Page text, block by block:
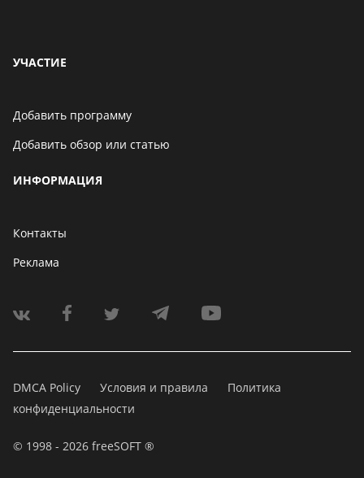
УЧАСТИЕ
Добавить программу
Добавить обзор или статью
ИНФОРМАЦИЯ
Контакты
Реклама
DMCA Policy Условия и правила
Политика
конфиденциальности
© 1998 - 2026 freeSOFT ®